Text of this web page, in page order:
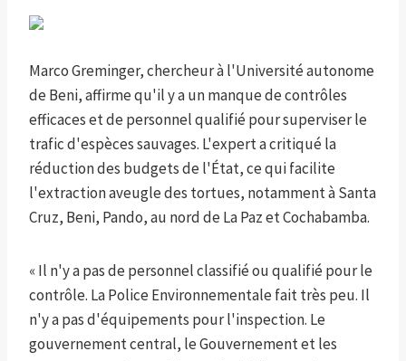
Marco Greminger, chercheur à l'Université autonome
de Beni, affirme qu'il y a un manque de contrôles
efficaces et de personnel qualifié pour superviser le
trafic d'espèces sauvages. L'expert a critiqué la
réduction des budgets de l'État, ce qui facilite
l'extraction aveugle des tortues, notamment à Santa
Cruz, Beni, Pando, au nord de La Paz et Cochabamba.
« Il n'y a pas de personnel classifié ou qualifié pour le
contrôle. La Police Environnementale fait très peu. Il
n'y a pas d'équipements pour l'inspection. Le
gouvernement central, le Gouvernement et les